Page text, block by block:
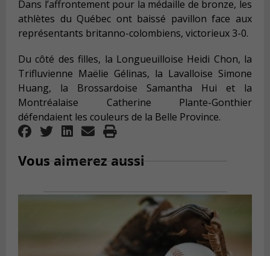
Dans l’affrontement pour la médaille de bronze, les
athlètes du Québec ont baissé pavillon face aux
représentants britanno-colombiens, victorieux 3-0.
Du côté des filles, la Longueuilloise Heidi Chon, la
Trifluvienne Maëlie Gélinas, la Lavalloise Simone
Huang, la Brossardoise Samantha Hui et la
Montréalaise Catherine Plante-Gonthier
défendaient les couleurs de la Belle Province.
Vous aimerez aussi